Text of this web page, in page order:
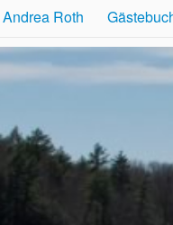
Andrea Roth